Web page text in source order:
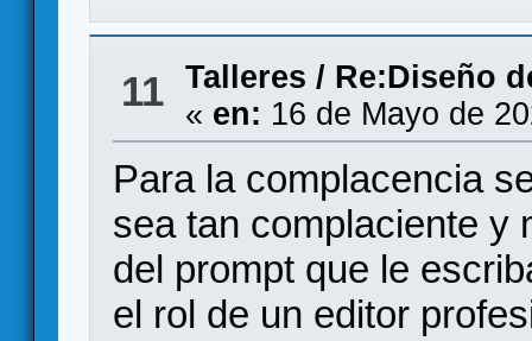
11 Talleres / Re:Diseño
« en: 16 de Mayo de
Para la complacencia
sea tan complaciente y
del prompt que le
el rol de un editor